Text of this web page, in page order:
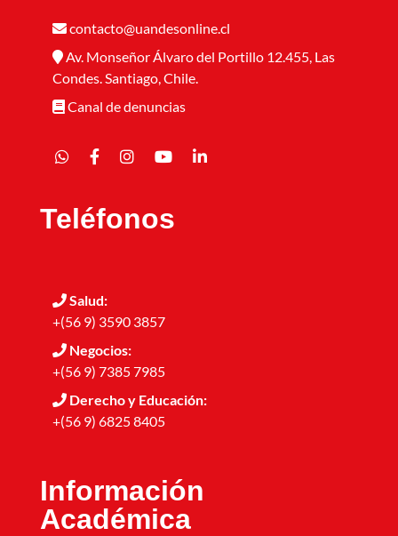
contacto@uandesonline.cl
Av. Monseñor Álvaro del Portillo 12.455, Las
Condes. Santiago, Chile.
Canal de denuncias
Teléfonos
Salud:
+(56 9) 3590 3857
Negocios:
+(56 9) 7385 7985
Derecho y Educación:
+(56 9) 6825 8405
Información
Académica